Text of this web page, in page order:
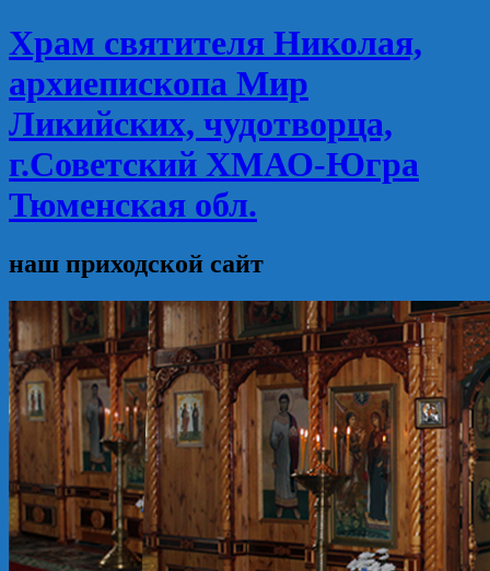
Храм святителя Николая,
архиепископа Мир
Ликийских, чудотворца,
г.Советский ХМАО-Югра
Тюменская обл.
наш приходской сайт